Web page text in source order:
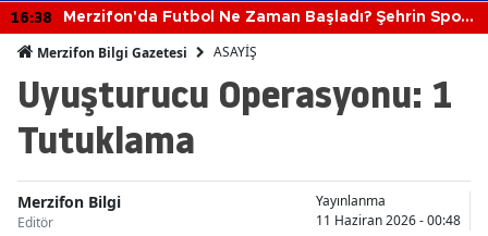
16:38
Merzifon'da Futbol Ne Zaman Başladı? Şehrin Spor
Merzifon Bilgi Gazetesi ASAYİŞ
Uyuşturucu Operasyonu: 1
Tutuklama
Merzifon Bilgi
Editör
Yayınlanma
11 Haziran 2026 - 00:48